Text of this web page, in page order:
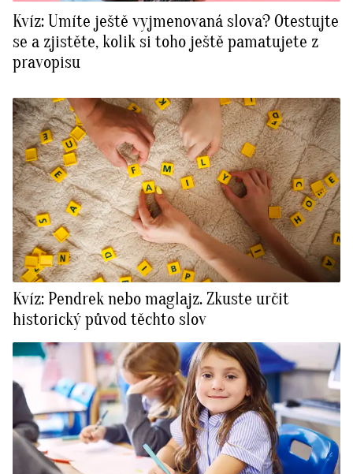
Kvíz: Umíte ještě vyjmenovaná slova? Otestujte
se a zjistěte, kolik si toho ještě pamatujete z
pravopisu
Kvíz: Pendrek nebo maglajz. Zkuste určit
historický původ těchto slov